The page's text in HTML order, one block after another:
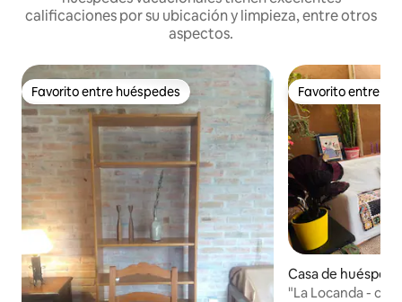
calificaciones por su ubicación y limpieza, entre otros
aspectos.
Favorito entre huéspedes
Favorito entre huéspedes Favorito entre
Favorito entre
Casa de
eario Buenos